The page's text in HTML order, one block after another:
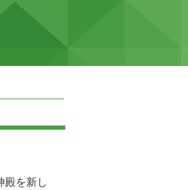
殿を新し